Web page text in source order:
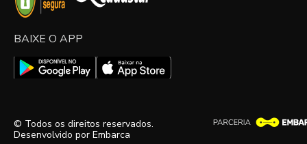
BAIXE O APP
© Todos os direitos reservados.
Desenvolvido por Embarca